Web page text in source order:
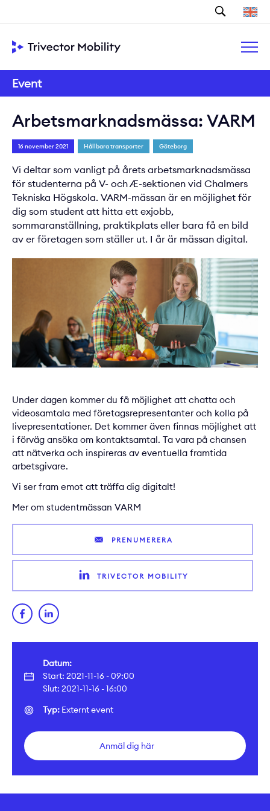
Event
Datum:
Start: 2021-11-16 - 09:00
Slut: 2021-11-16 - 16:00
Typ: Externt event
Anmäl dig här
Arbetsmarknadsmässa: VARM
16 november 2021 Hållbara transporter Göteborg
Vi deltar som vanligt på årets arbetsmarknadsmässa
för studenterna på V- och Æ-sektionen vid Chalmers
Tekniska Högskola. VARM-mässan är en möjlighet för
dig som student att hitta ett exjobb,
sommaranställning, praktikplats eller bara få en bild
av er företagen som ställer ut. I år är mässan digital.
Under dagen kommer du få möjlighet att chatta och
videosamtala med företagsrepresentanter och kolla på
livepresentationer. Det kommer även finnas möjlighet att
i förväg ansöka om kontaktsamtal. Ta vara på chansen
att nätverka och inspireras av eventuella framtida
arbetsgivare.
Vi ser fram emot att träffa dig digitalt!
Mer om studentmässan VARM
PRENUMERERA
TRIVECTOR MOBILITY